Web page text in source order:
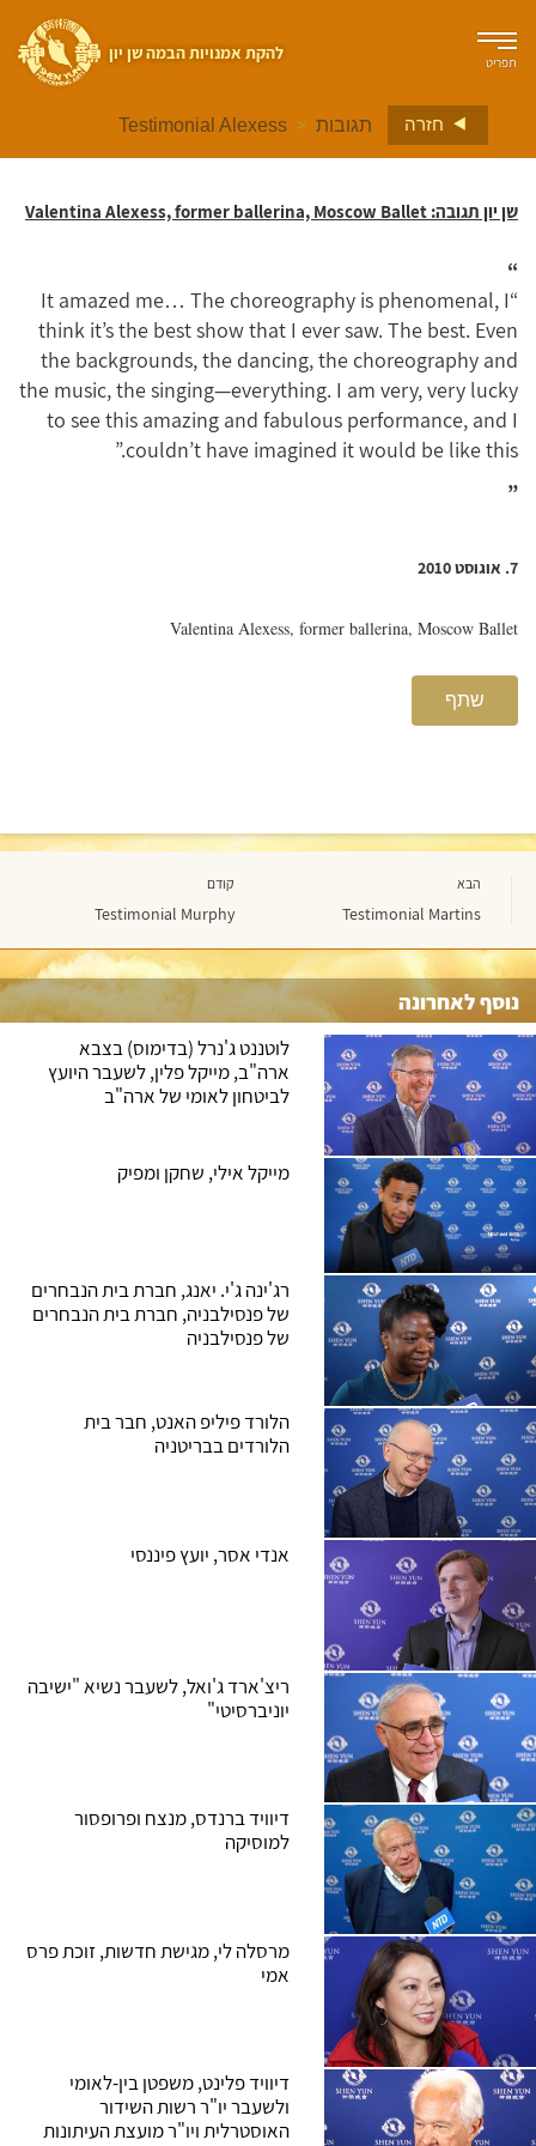
להקת אמנויות הבמה שן יון תפריט
חזרה תגובות >
Testimonial Alexess
שן יון תגובה: Valentina Alexess, former ballerina, Moscow Ballet
“
“It amazed me… The choreography is phenomenal, I
think it’s the best show that I ever saw. The best. Even
the backgrounds, the dancing, the choreography and
the music, the singing—everything. I am very, very lucky
to see this amazing and fabulous performance, and I
couldn’t have imagined it would be like this.”
”
7. אוגוסט 2010
Valentina Alexess, former ballerina, Moscow Ballet
שתף
קודם
Testimonial Murphy
הבא
Testimonial Martins
נוסף לאחרונה
לוטננט ג'נרל (בדימוס) בצבא
ארה"ב, מייקל פלין, לשעבר היועץ
לביטחון לאומי של ארה"ב
מייקל אילי, שחקן ומפיק
רג'ינה ג'י. יאנג, חברת בית הנבחרים
של פנסילבניה, חברת בית הנבחרים
של פנסילבניה
הלורד פיליפ האנט, חבר בית
הלורדים בבריטניה
אנדי אסר, יועץ פיננסי
ריצ'ארד ג'ואל, לשעבר נשיא "ישיבה
יוניברסיטי"
דיוויד ברנדס, מנצח ופרופסור
למוסיקה
מרסלה לי, מגישת חדשות, זוכת פרס
אמי
דיוויד פלינט, משפטן בין-לאומי
ולשעבר יו"ר רשות השידור
האוסטרלית ויו"ר מועצת העיתונות